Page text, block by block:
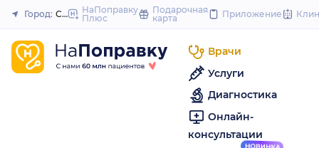
to
Закрыть
Город: СамараНаПоправку
Плюс
Подарочная
карта
Приложение
Врачи
Услуги
Диагностика
Онлайн-
консультации